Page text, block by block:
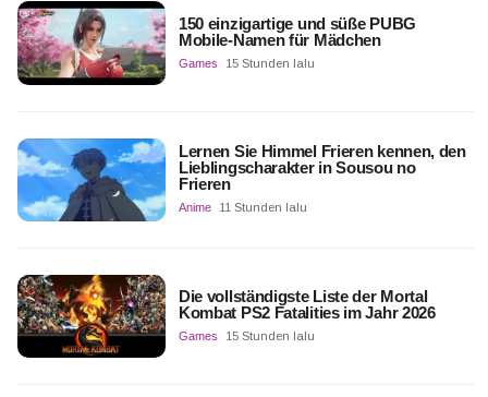
150 einzigartige und süße PUBG
Mobile-Namen für Mädchen
Games 15 Stunden lalu
Lernen Sie Himmel Frieren kennen, den
Lieblingscharakter in Sousou no
Frieren
Anime 11 Stunden lalu
Die vollständigste Liste der Mortal
Kombat PS2 Fatalities im Jahr 2026
Games 15 Stunden lalu